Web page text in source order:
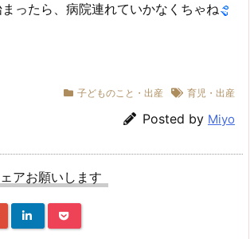
ったら、病院連れていかなくちゃね
子どものこと・出産 育児・出産
Posted by Miyo
アお願いします